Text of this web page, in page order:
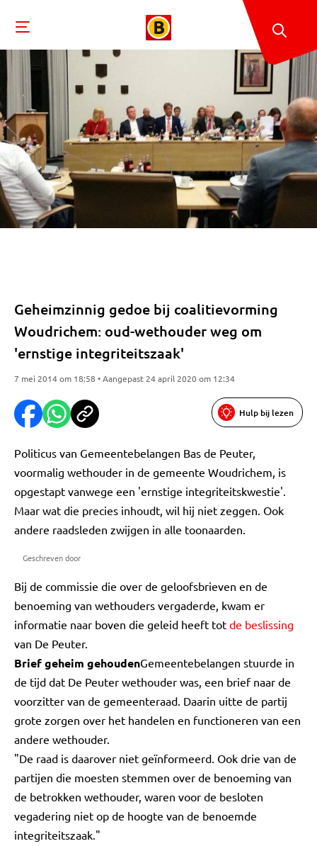
Geheimzinnig gedoe bij coalitievorming
Woudrichem: oud-wethouder weg om
'ernstige integriteitszaak'
7 mei 2014 om 18:58 • Aangepast 24 april 2020 om 12:34
Hulp bij lezen
Politicus van Gemeentebelangen Bas de Peuter,
voormalig wethouder in de gemeente Woudrichem, is
opgestapt vanwege een 'ernstige integriteitskwestie'.
Maar wat die precies inhoudt, wil hij niet zeggen. Ook
andere raadsleden zwijgen in alle toonaarden.
Geschreven door
Bij de commissie die over de geloofsbrieven en de
benoeming van wethouders vergaderde, kwam er
informatie naar boven die geleid heeft tot de beslissing
van De Peuter.
Brief geheim gehoudenGemeentebelangen stuurde in
de tijd dat De Peuter wethouder was, een brief naar de
voorzitter van de gemeenteraad. Daarin uitte de partij
grote zorgen over het handelen en functioneren van een
andere wethouder.
"De raad is daarover niet geïnformeerd. Ook drie van de
partijen die moesten stemmen over de benoeming van
de betrokken wethouder, waren voor de besloten
vegadering niet op de hoogte van de benoemde
integriteitszaak."